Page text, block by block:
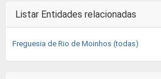
Listar Entidades relacionadas
Freguesia de Rio de Moinhos (todas)